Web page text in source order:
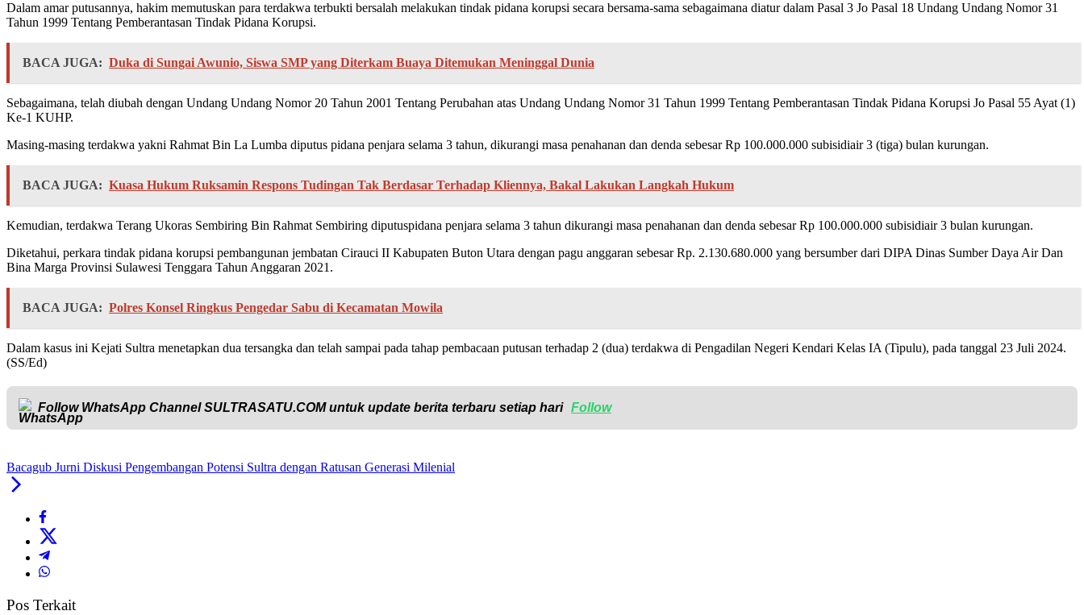
Dalam amar putusannya, hakim memutuskan para terdakwa terbukti bersalah melakukan tindak pidana korupsi secara bersama-sama sebagaimana diatur dalam Pasal 3 Jo Pasal 18 Undang Undang Nomor 31
Tahun 1999 Tentang Pemberantasan Tindak Pidana Korupsi.
BACA JUGA: Duka di Sungai Awunio, Siswa SMP yang Diterkam Buaya Ditemukan Meninggal Dunia
Sebagaimana, telah diubah dengan Undang Undang Nomor 20 Tahun 2001 Tentang Perubahan atas Undang Undang Nomor 31 Tahun 1999 Tentang Pemberantasan Tindak Pidana Korupsi Jo Pasal 55 Ayat (1)
Ke-1 KUHP.
Masing-masing terdakwa yakni Rahmat Bin La Lumba diputus pidana penjara selama 3 tahun, dikurangi masa penahanan dan denda sebesar Rp 100.000.000 subisidiair 3 (tiga) bulan kurungan.
BACA JUGA: Kuasa Hukum Ruksamin Respons Tudingan Tak Berdasar Terhadap Kliennya, Bakal Lakukan Langkah Hukum
Kemudian, terdakwa Terang Ukoras Sembiring Bin Rahmat Sembiring diputuspidana penjara selama 3 tahun dikurangi masa penahanan dan denda sebesar Rp 100.000.000 subisidiair 3 bulan kurungan.
Diketahui, perkara tindak pidana korupsi pembangunan jembatan Cirauci II Kabupaten Buton Utara dengan pagu anggaran sebesar Rp. 2.130.680.000 yang bersumber dari DIPA Dinas Sumber Daya Air Dan
Bina Marga Provinsi Sulawesi Tenggara Tahun Anggaran 2021.
BACA JUGA: Polres Konsel Ringkus Pengedar Sabu di Kecamatan Mowila
Dalam kasus ini Kejati Sultra menetapkan dua tersangka dan telah sampai pada tahap pembacaan putusan terhadap 2 (dua) terdakwa di Pengadilan Negeri Kendari Kelas IA (Tipulu), pada tanggal 23 Juli 2024.
(SS/Ed)
Follow WhatsApp ChannelSULTRASATU.COMuntuk update berita terbaru setiap hari Follow
Bacagub Jurni Diskusi Pengembangan Potensi Sultra dengan Ratusan Generasi Milenial
Pos Terkait